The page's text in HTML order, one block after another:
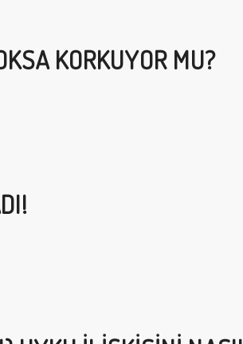
KORKUYOR MU?